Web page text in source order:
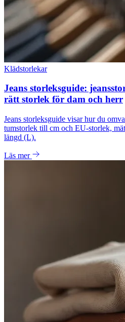
Klädstorlekar
Jeans storleksguide:
rätt storlek för dam och herr
Jeans storleksguide visar hur du
tumstorlek till cm och EU-storlek,
längd (L).
Läs mer